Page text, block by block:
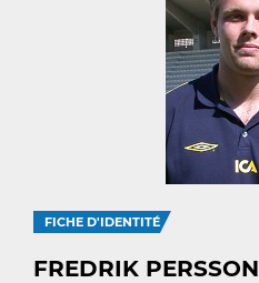
FICHE D'IDENTITÉ
FREDRIK PERSSON